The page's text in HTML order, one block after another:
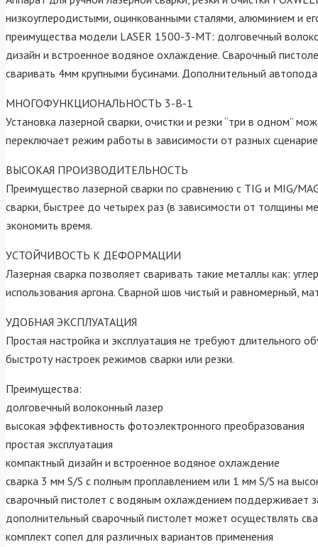
низкоуглеродистыми, оцинкованными сталями, алюминием и
преимущества модели LASER 1500-3-MT: долговечный
дизайн и встроенное водяное охлаждение. Сварочный
сваривать 4мм крупными бусинами. Дополнительный
МНОГОФУНКЦИОНАЛЬНОСТЬ 3-В-1
Установка лазерной сварки, очистки и резки “три в одном”
переключает режим работы в зависимости от разных
ВЫСОКАЯ ПРОИЗВОДИТЕЛЬНОСТЬ
Преимущество лазерной сварки по сравнению с TIG и MIG/
сварки, быстрее до четырех раз (в зависимости от толщины
экономить время.
УСТОЙЧИВОСТЬ К ДЕФОРМАЦИИ
Лазерная сварка позволяет сваривать такие металлы как:
использования аргона. Сварной шов чистый и равномерный,
УДОБНАЯ ЭКСПЛУАТАЦИЯ
Простая настройка и эксплуатация не требуют длительного
быстроту настроек режимов сварки или резки.
Преимущества:
долговечный волоконный лазер
высокая эффективность фотоэлектронного преобразования
простая эксплуатация
компактный дизайн и встроенное водяное охлаждение
сварка 3 мм S/S с полным проплавлением или 1 мм S/S на
сварочный пистолет с водяным охлаждением поддерживает
дополнительный сварочный пистолет может осуществлять
комплект сопел для различных вариантов применения